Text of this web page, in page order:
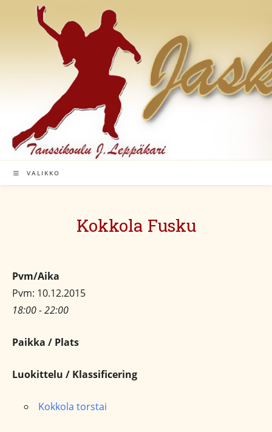
VALIKKO
Kokkola Fusku
Pvm/Aika
Pvm: 10.12.2015
18:00 - 22:00
Paikka / Plats
Luokittelu / Klassificering
Kokkola torstai